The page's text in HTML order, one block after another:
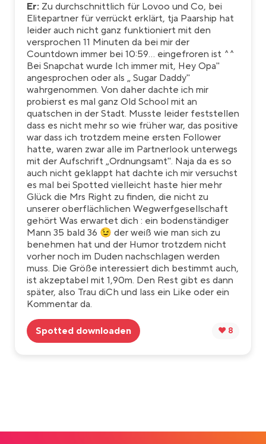
Er: Zu durchschnittlich für Lovoo und Co, bei
Elitepartner für verrückt erklärt, tja Paarship hat
leider auch nicht ganz funktioniert mit den
versprochen 11 Minuten da bei mir der
Countdown immer bei 10:59... eingefroren ist ^^
Bei Snapchat wurde Ich immer mit, Hey Opa"
angesprochen oder als „ Sugar Daddy"
wahrgenommen. Von daher dachte ich mir
probierst es mal ganz Old School mit an
quatschen in der Stadt. Musste leider feststellen
dass es nicht mehr so wie früher war, das positive
war dass ich trotzdem meine ersten Follower
hatte, waren zwar alle im Partnerlook unterwegs
mit der Aufschrift „Ordnungsamt". Naja da es so
auch nicht geklappt hat dachte ich mir versuchst
es mal bei Spotted vielleicht haste hier mehr
Glück die Mrs Right zu finden, die nicht zu
unserer oberflächlichen Wegwerfgesellschaft
gehört Was erwartet dich : ein bodenständiger
Mann 35 bald 36 😉 der weiß wie man sich zu
benehmen hat und der Humor trotzdem nicht
vorher noch im Duden nachschlagen werden
muss. Die Größe interessiert dich bestimmt auch,
ist akzeptabel mit 1,90m. Den Rest gibt es dann
später, also Trau diCh und lass ein Like oder ein
Kommentar da.
Spotted downloaden ❤️ 8